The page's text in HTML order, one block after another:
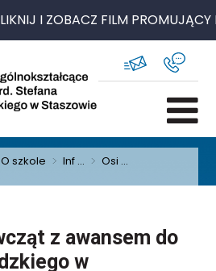
I ZOBACZ FILM PROMUJĄCY
O szkole > Inf ... > Osi ...
z awansem do
w